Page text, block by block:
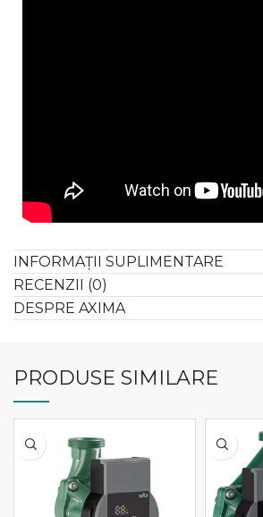
INFORMAȚII SUPLIMENTARE
RECENZII (0)
DESPRE AXIMA
PRODUSE SIMILARE